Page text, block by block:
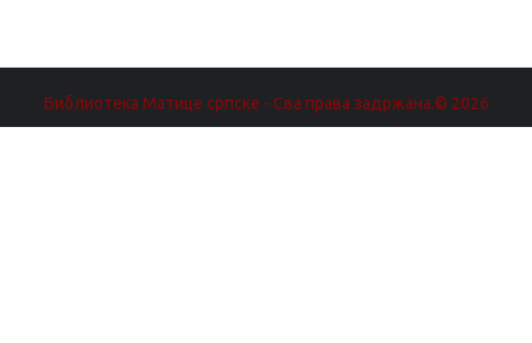
Библиотека Матице српске - Сва права задржана.© 2026